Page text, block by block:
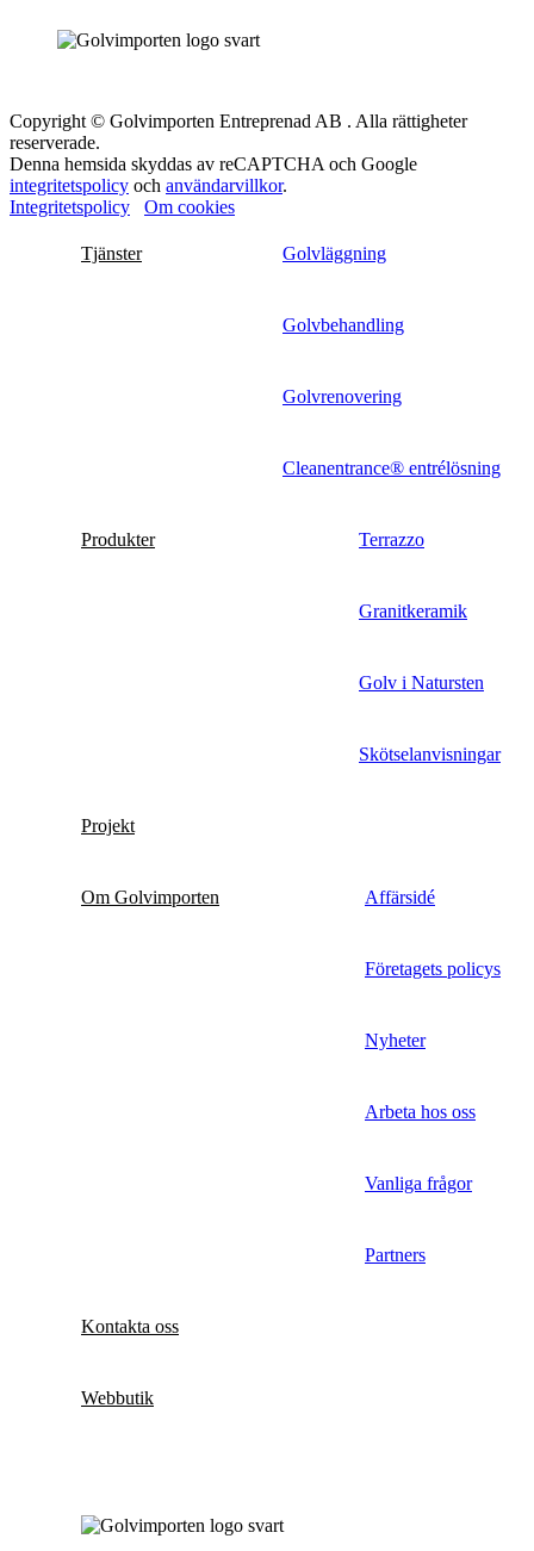
Copyright © Golvimporten Entreprenad AB . Alla rättigheter
reserverade.
Denna hemsida skyddas av reCAPTCHA och Google
integritetspolicy och användarvillkor.
Integritetspolicy
Om cookies
Tjänster Golvläggning
Golvbehandling
Golvrenovering
Cleanentrance® entrélösning
Produkter Terrazzo
Granitkeramik
Golv i Natursten
Skötselanvisningar
Projekt
Om Golvimporten Affärsidé
Företagets policys
Nyheter
Arbeta hos oss
Vanliga frågor
Partners
Kontakta oss
Webbutik